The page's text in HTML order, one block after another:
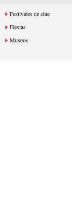
Festivales de cine
Fiestas
Museos